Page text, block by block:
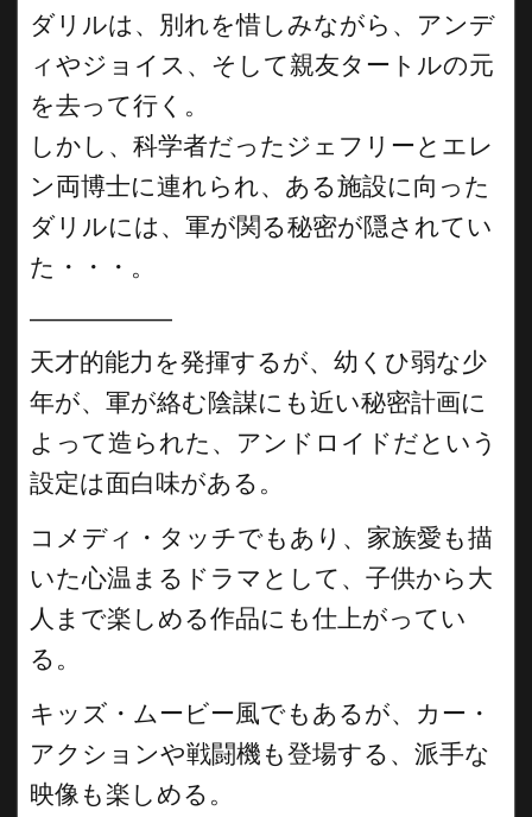
ダリルは、別れを惜しみながら、アンデ
ィやジョイス、そして親友タートルの元
を去って行く。
しかし、科学者だったジェフリーとエレ
ン両博士に連れられ、ある施設に向った
ダリルには、軍が関る秘密が隠されてい
た・・・。
天才的能力を発揮するが、幼くひ弱な少
年が、軍が絡む陰謀にも近い秘密計画に
よって造られた、アンドロイドだという
設定は面白味がある。
コメディ・タッチでもあり、家族愛も描
いた心温まるドラマとして、子供から大
人まで楽しめる作品にも仕上がってい
る。
キッズ・ムービー風でもあるが、カー・
アクションや戦闘機も登場する、派手な
映像も楽しめる。